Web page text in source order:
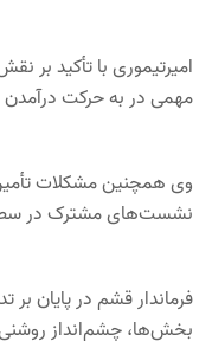
امیرتیموری با تأکید
مهمی در به حرکت درآمدن
وی همچنین مشکلات
نشست‌های مشترک در سطح
فرماندار قشم در پایان
بخش‌ها، چشم‌انداز روشنی